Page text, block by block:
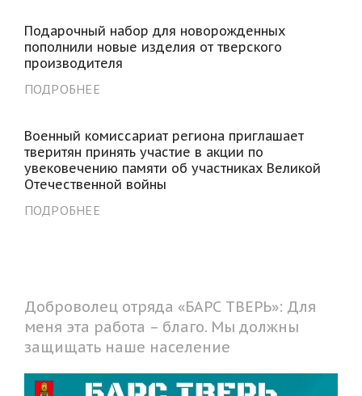
Подарочный набор для новорожденных
пополнили новые изделия от тверского
производителя
ПОДРОБНЕЕ
Военный комиссариат региона приглашает
тверитян принять участие в акции по
увековечению памяти об участниках Великой
Отечественной войны
ПОДРОБНЕЕ
Доброволец отряда «БАРС ТВЕРЬ»: Для
меня эта работа – благо. Мы должны
защищать наше население